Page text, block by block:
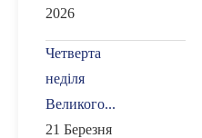
2026
Четверта
неділя
Великого...
21 Березня